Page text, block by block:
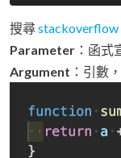
搜尋stackoverflow
Parameter ：函式
Argument ：引數